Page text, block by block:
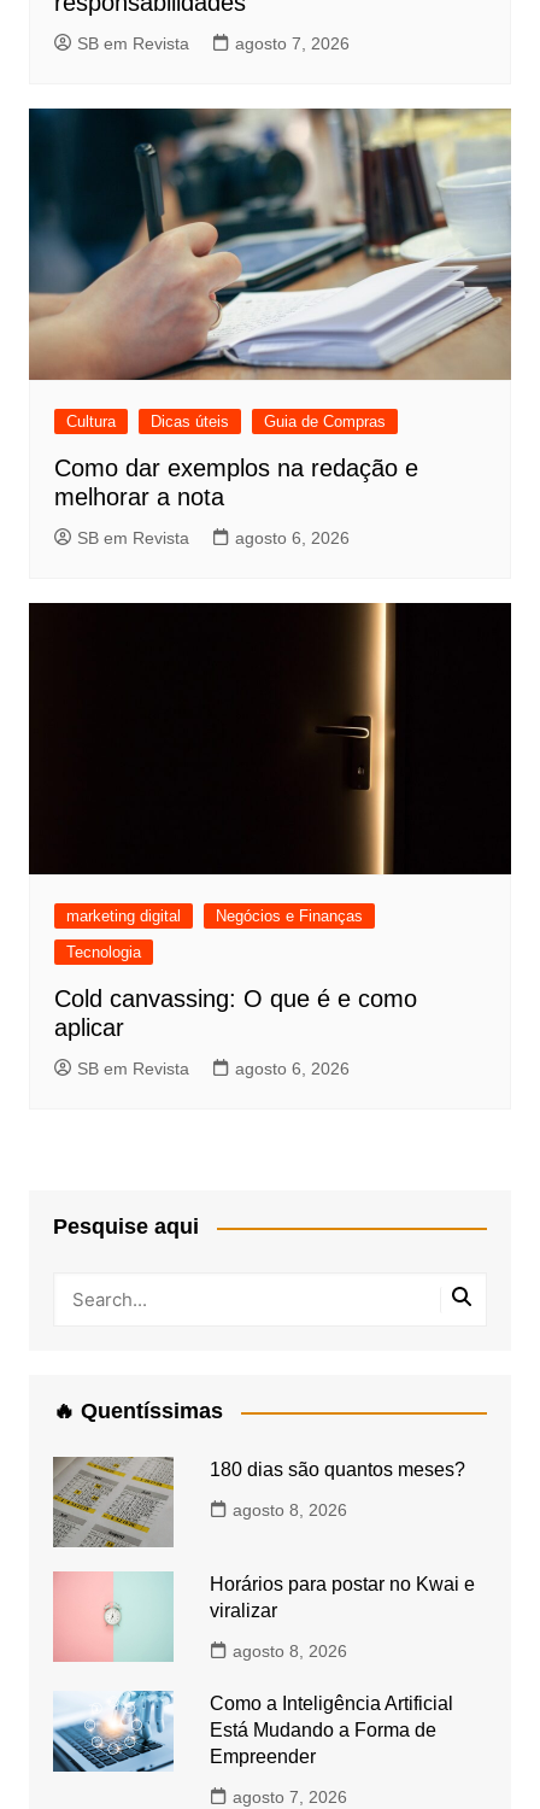
SB em Revista agosto 7, 2026
Cultura Dicas úteis Guia de Compras
Como dar exemplos na redação e
melhorar a nota
SB em Revista agosto 6, 2026
marketing digital
Negócios e Finanças
Tecnologia
Cold canvassing: O que é e como
aplicar
SB em Revista agosto 6, 2026
Pesquise aqui
🔥 Quentíssimas
180 dias são quantos meses?
agosto 8, 2026
Horários para postar no Kwai e
viralizar
agosto 8, 2026
Como a Inteligência Artificial
Está Mudando a Forma de
Empreender
agosto 7, 2026